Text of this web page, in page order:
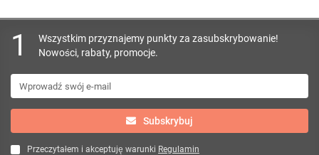
1
Wszystkim przyznajemy punkty za zasubskrybowanie!
Nowości, rabaty, promocje.
Subskrybuj
Przeczytałem i akceptuję warunki Regulamin